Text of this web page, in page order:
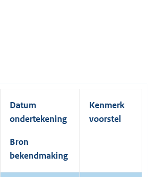
Datum
ondertekening
Bron
bekendmaking
Kenmerk
voorstel